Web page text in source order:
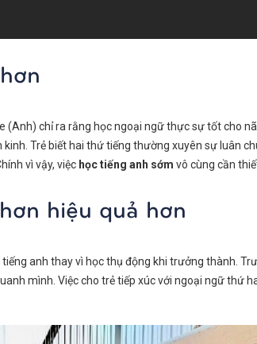
chỉ ra rằng học ngoại ngữ thực sự tốt cho
Trẻ biết hai thứ tiếng thường xuyên sự luân
vì vậy, việc học tiếng anh sớm vô cùng cần
hiệu quả hơn
anh thay vì học thụ động khi trưởng thành.
mình. Việc cho trẻ tiếp xúc với ngoại ngữ